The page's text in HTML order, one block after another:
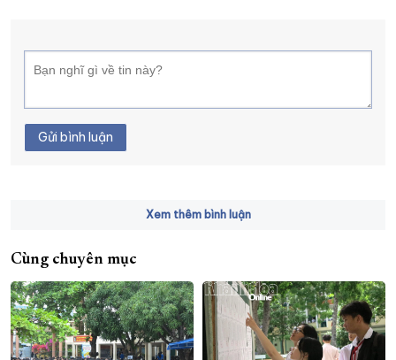
Gửi bình luận
Xem thêm bình luận
Cùng chuyên mục